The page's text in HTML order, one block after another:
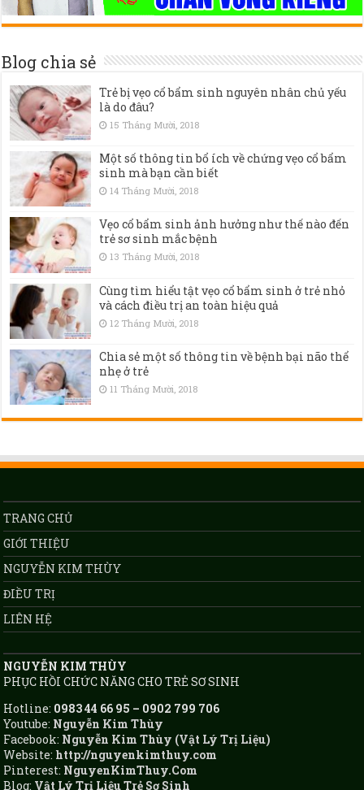
Blog chia sẻ
Trẻ bị vẹo cổ bẩm sinh nguyên nhân chủ yếu
là do đâu?
15 Tháng Mười, 2018
Một số thông tin bổ ích về chứng vẹo cổ bẩm
sinh mà bạn cần biết
14 Tháng Mười, 2018
Vẹo cổ bẩm sinh ảnh hưởng như thế nào đến
trẻ sơ sinh mắc bệnh
13 Tháng Mười, 2018
Cùng tìm hiểu tật vẹo cổ bẩm sinh ở trẻ nhỏ
và cách điều trị an toàn hiệu quả
12 Tháng Mười, 2018
Chia sẻ một số thông tin về bệnh bại não thể
nhẹ ở trẻ
11 Tháng Mười, 2018
TRANG CHỦ
GIỚI THIỆU
NGUYỄN KIM THÙY
ĐIỀU TRỊ
LIÊN HỆ
NGUYỄN KIM THÙY
PHỤC HỒI CHỨC NĂNG CHO TRẺ SƠ SINH
Hotline: 0983 44 66 95 – 0902 799 706
Youtube: Nguyễn Kim Thùy
Facebook: Nguyễn Kim Thùy (Vật Lý Trị Liệu)
Website: http://nguyenkimthuy.com
Pinterest: NguyenKimThuy.Com
Blog: Vật Lý Trị Liệu Trẻ Sơ Sinh